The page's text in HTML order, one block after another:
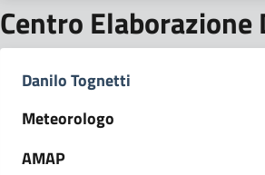
Centro
Danilo Tognetti
Meteorologo
AMAP